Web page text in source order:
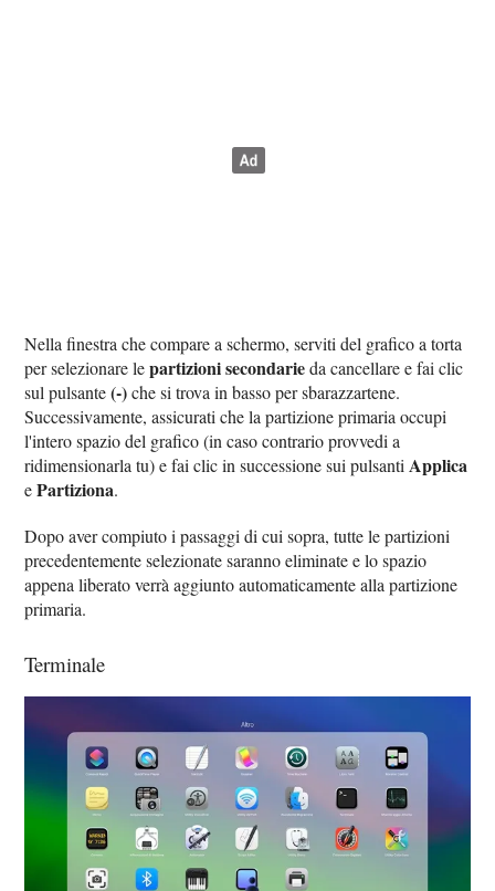
Nella finestra che compare a schermo, serviti del grafico a torta
per selezionare lepartizioni secondarieda cancellare e fai clic
sul pulsante(-)che si trova in basso per sbarazzartene.
Successivamente, assicurati che la partizione primaria occupi
l'intero spazio del grafico (in caso contrario provvedi a
ridimensionarla tu) e fai clic in successione sui pulsanti Applica
ePartiziona.
Dopo aver compiuto i passaggi di cui sopra, tutte le partizioni
precedentemente selezionate saranno eliminate e lo spazio
appena liberato verrà aggiunto automaticamente alla partizione
primaria.
Terminale